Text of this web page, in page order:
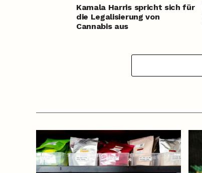
Kamala Harris spricht sich für
die Legalisierung von
Cannabis aus